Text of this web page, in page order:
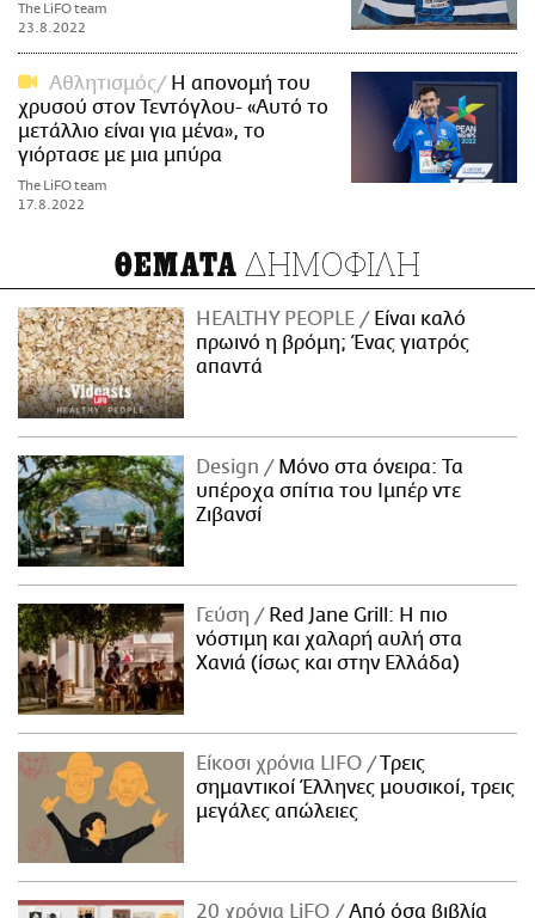
The LiFO team
23.8.2022
Αθλητισμός
Η απονομή του
χρυσού στον Τεντόγλου- «Αυτό το
μετάλλιο είναι για μένα», το
γιόρτασε με μια μπύρα
The LiFO team
17.8.2022
ΘΕΜΑΤΑ ΔΗΜΟΦΙΛΗ
HEALTHY PEOPLE
Είναι καλό
πρωινό η βρόμη; Ένας γιατρός
απαντά
Design
Μόνο στα όνειρα: Τα
υπέροχα σπίτια του Ιμπέρ ντε
Ζιβανσί
Γεύση
Red Jane Grill: Η πιο
νόστιμη και χαλαρή αυλή στα
Χανιά (ίσως και στην Ελλάδα)
Είκοσι χρόνια LIFO
Tρεις
σημαντικοί Έλληνες μουσικοί, τρεις
μεγάλες απώλειες
20 χρόνια LiFO Από όσα βιβλία